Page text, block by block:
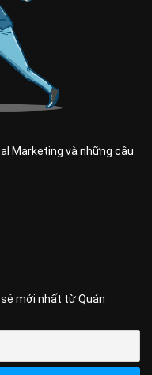
Marketing và những câu
mới nhất từ Quán